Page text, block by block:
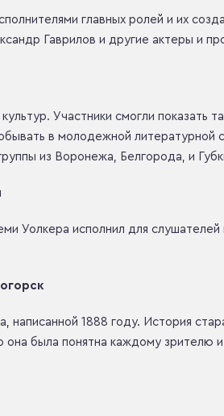
главных ролей и их
Гаврилов и другие актеры и
Участники смогли показать
в молодежной литературной
из Воронежа, Белгорода, и
Уолкера исполнил для
написанной 1888 году. История
была понятна каждому зрителю и